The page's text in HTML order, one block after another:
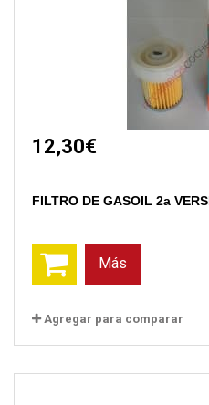
12,30€
FILTRO DE GASOIL 2a
Más
Agregar para comparar